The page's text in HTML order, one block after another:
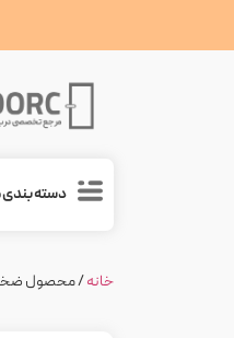
دسته
خانه/ محصول ضخامت